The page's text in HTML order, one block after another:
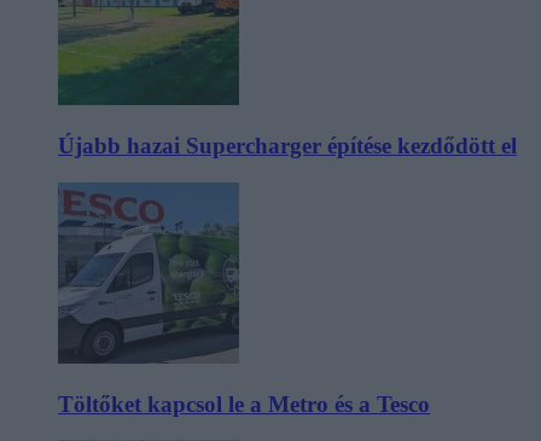
Újabb hazai Supercharger építése kezdődött el
Töltőket kapcsol le a Metro és a Tesco